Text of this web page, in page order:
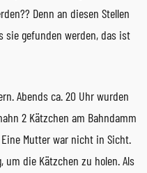
Denn an diesen Stellen
sie gefunden werden, das ist
Abends ca. 20 Uhr wurden
2 Kätzchen am Bahndamm
Mutter war nicht in Sicht.
um die Kätzchen zu holen. Als